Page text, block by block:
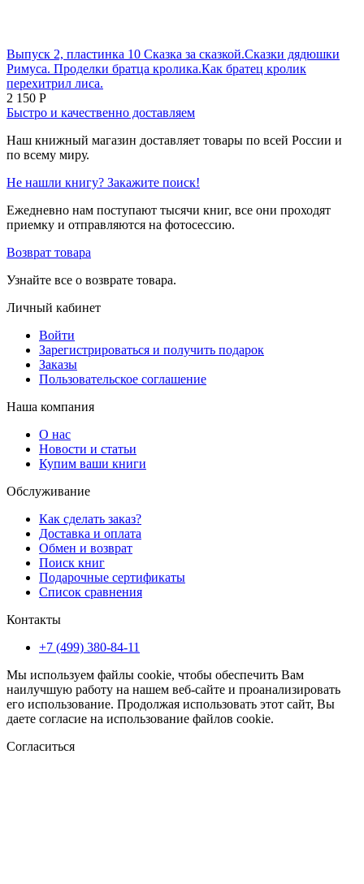
Выпуск 2, пластинка 10 Сказка за сказкой.Сказки дядюшки
Римуса. Проделки братца кролика.Как братец кролик
перехитрил лиса.
2 150 Р
Быстро и качественно доставляем
Наш книжный магазин доставляет товары по всей России и
по всему миру.
Не нашли книгу? Закажите поиск!
Ежедневно нам поступают тысячи книг, все они проходят
приемку и отправляются на фотосессию.
Возврат товара
Узнайте все о возврате товара.
Личный кабинет
Войти
Зарегистрироваться и получить подарок
Заказы
Пользовательское соглашение
Наша компания
О нас
Новости и статьи
Купим ваши книги
Обслуживание
Как сделать заказ?
Доставка и оплата
Обмен и возврат
Поиск книг
Подарочные сертификаты
Список сравнения
Контакты
+7 (499) 380-84-11
Мы используем файлы cookie, чтобы обеспечить Вам
наилучшую работу на нашем веб-сайте и проанализировать
его использование. Продолжая использовать этот сайт, Вы
даете согласие на использование файлов cookie.
Согласиться